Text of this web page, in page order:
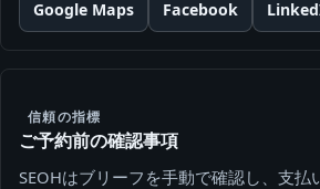
Google Maps Facebook
信頼の指標
ご予約前の確認事項
SEOHはブリーフを手動で確認し、支払